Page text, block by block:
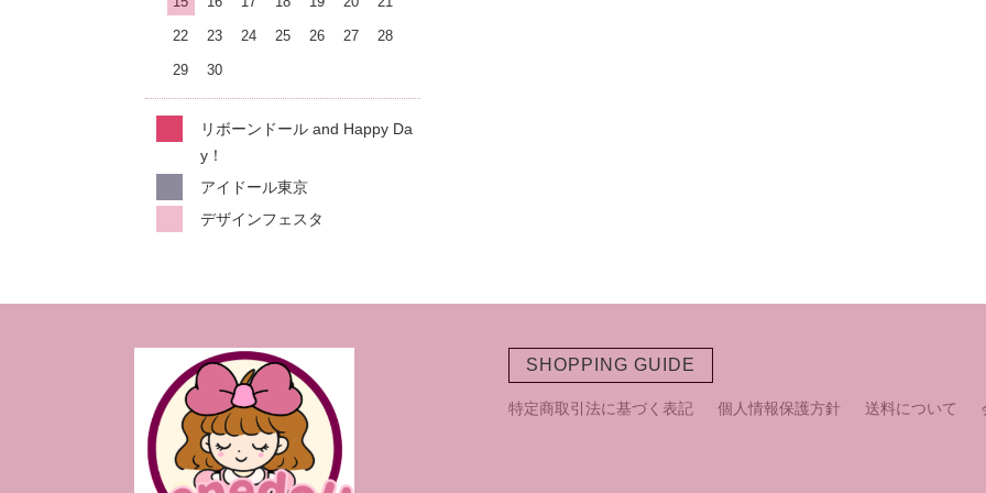
22 23 24 25 26 27 28
29 30
リボーンドール and Happy Da
y！
アイドール東京
デザインフェスタ
SHOPPING GUIDE
特定商取引法に基づく表記 個人情報保護方針 送料について